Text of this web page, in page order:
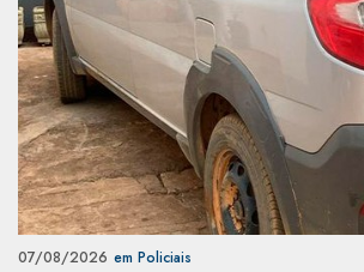
07/08/2026 em Policiais